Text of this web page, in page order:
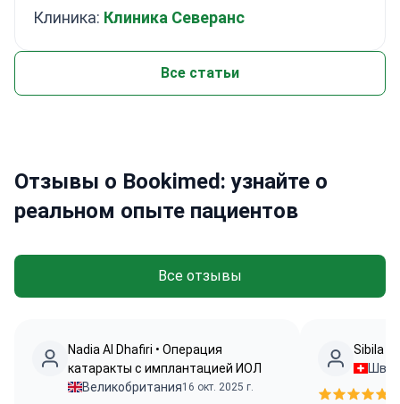
Клиника: Клиника Северанс
Все статьи
Отзывы о Bookimed: узнайте о
реальном опыте пациентов
Все отзывы
Nadia Al Dhafiri • Операция
катаракты с имплантацией ИОЛ
Великобритания16 окт. 2025 г.
Sibila